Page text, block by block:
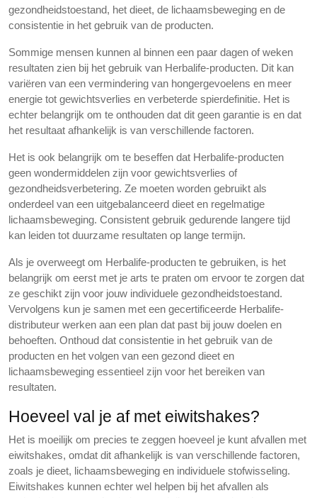
gezondheidstoestand, het dieet, de lichaamsbeweging en de
consistentie in het gebruik van de producten.
Sommige mensen kunnen al binnen een paar dagen of weken
resultaten zien bij het gebruik van Herbalife-producten. Dit kan
variëren van een vermindering van hongergevoelens en meer
energie tot gewichtsverlies en verbeterde spierdefinitie. Het is
echter belangrijk om te onthouden dat dit geen garantie is en dat
het resultaat afhankelijk is van verschillende factoren.
Het is ook belangrijk om te beseffen dat Herbalife-producten
geen wondermiddelen zijn voor gewichtsverlies of
gezondheidsverbetering. Ze moeten worden gebruikt als
onderdeel van een uitgebalanceerd dieet en regelmatige
lichaamsbeweging. Consistent gebruik gedurende langere tijd
kan leiden tot duurzame resultaten op lange termijn.
Als je overweegt om Herbalife-producten te gebruiken, is het
belangrijk om eerst met je arts te praten om ervoor te zorgen dat
ze geschikt zijn voor jouw individuele gezondheidstoestand.
Vervolgens kun je samen met een gecertificeerde Herbalife-
distributeur werken aan een plan dat past bij jouw doelen en
behoeften. Onthoud dat consistentie in het gebruik van de
producten en het volgen van een gezond dieet en
lichaamsbeweging essentieel zijn voor het bereiken van
resultaten.
Hoeveel val je af met eiwitshakes?
Het is moeilijk om precies te zeggen hoeveel je kunt afvallen met
eiwitshakes, omdat dit afhankelijk is van verschillende factoren,
zoals je dieet, lichaamsbeweging en individuele stofwisseling.
Eiwitshakes kunnen echter wel helpen bij het afvallen als